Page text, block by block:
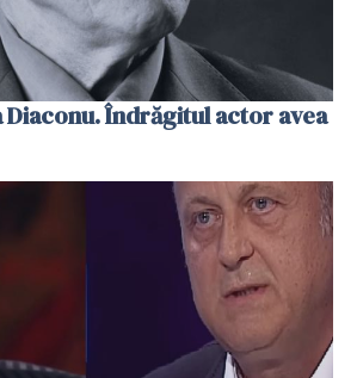
Îndrăgitul actor avea